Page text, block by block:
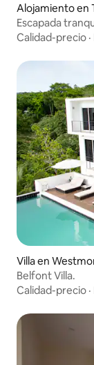
Alojamiento en
Escapada
Calidad-precio ·
Villa en
Belfont Villa.
Calidad-precio ·